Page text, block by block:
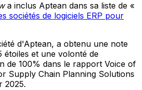
a inclus Aptean dans sa liste de «
sociétés de logiciels ERP pour
d'Aptean, a obtenu une note
étoiles et une volonté de
de 100% dans le rapport Voice of
Supply Chain Planning Solutions
2025.